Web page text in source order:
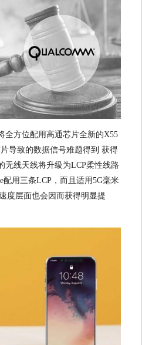
全方位配用高通芯片全新的X55
导致的数据信号难题得到 获得
无线天线将升級为LCP柔性线路
配用三条LCP，而且适用5G毫米
度层面也会因而获得明显提